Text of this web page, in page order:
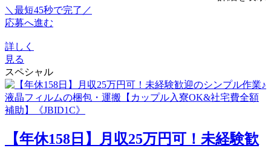
＼最短45秒で完了／
応募へ進む
詳しく
見る
スペシャル
【年休158日】月収25万円可！未経験歓